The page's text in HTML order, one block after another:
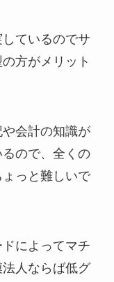
ているのでサ
方がメリット
会計の知識が
ので、全くの
っと難しいで
によってマチ
人ならば低グ